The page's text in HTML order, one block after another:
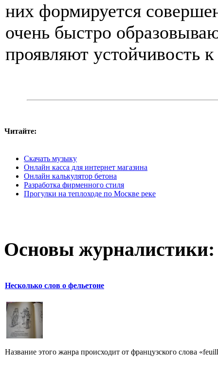
них формируется
очень быстро
проявляют устойчивость
Читайте:
Скачать музыку
Онлайн касса для интернет магазина
Онлайн калькулятор бетона
Разработка фирменного стиля
Прогулки на теплоходе по Москве реке
Основы журналистики:
Несколько слов о фельетоне
Название этого жанра происходит от французского слова